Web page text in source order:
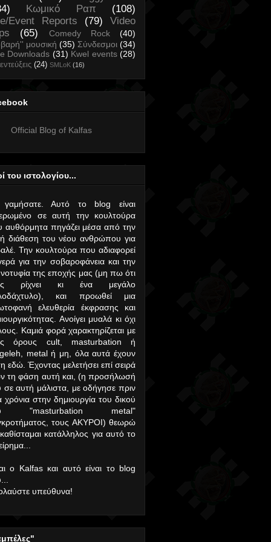
Κωμικό Ραπ
(108)
Event Reports
(79)
Video
(65) Comedy Rock
(40)
μουσική (35) Σύνδεσμοι (34)
Downloads (31) Kwel events (28)
(24) SMLoK (16)
Official Blog of Kalfas
του ιστολογίου...
Αυτό το blog είναι
σε αυτή την κουλτούρα
αυθόρμητα πηγάζει μέσα από την
διάθεση του νέου ανθρώπου για
Την κουλτούρα που αδιαφορεί
για την σοβαροφάνεια και την
της εποχής μας (μη πω ότι
ρίχνει κι ένα μεγάλο
και προωθεί μια
ελευθερία έκφρασης και
Ανοίγει μυαλά κι όχι
Καμιά φορά χαρακτηρίζεται με
όρους cult, masturbation ή
metal ή μη, όλα αυτά έχουν
εδώ. Έχοντας μελετήσει επί σειρά
τη φάση αυτή και, (η προσήλωσή
σε αυτή μάλιστα, με οδήγησε πριν
χρόνια στην δημιουργία του δικού
"masturbation metal"
τους ΑΚΥΡΟΙ) θεωρώ
καθίσταμαι κατάλληλος για αυτό το
ο Kalfas και αυτό είναι το blog
υπεύθυνα!